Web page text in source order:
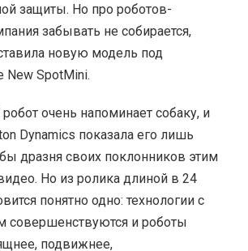
защиты. Но про роботов-
забывать не собирается,
новую модель под
New SpotMini.
очень напоминает собаку, и
Dynamics показала его лишь
дразня своих поклонников этим
Но из ролика длиной в 24
понятно одно: технологии с
совершенствуются и роботы
подвижнее,